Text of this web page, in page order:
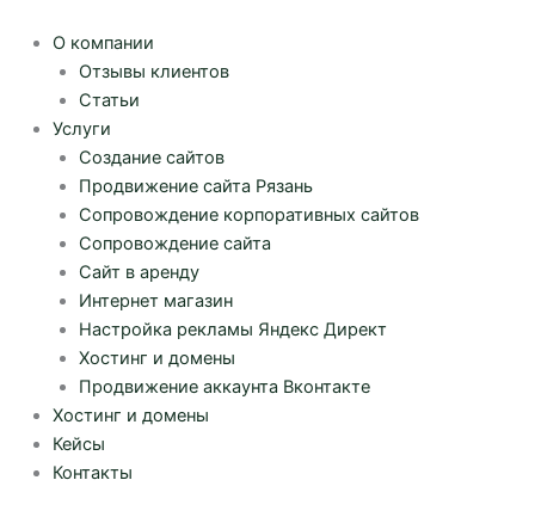
содержимому
О компании
Отзывы клиентов
Статьи
Услуги
Создание сайтов
Продвижение сайта Рязань
Сопровождение корпоративных сайтов
Сопровождение сайта
Сайт в аренду
Интернет магазин
Настройка рекламы Яндекс Директ
Хостинг и домены
Продвижение аккаунта Вконтакте
Хостинг и домены
Кейсы
Контакты